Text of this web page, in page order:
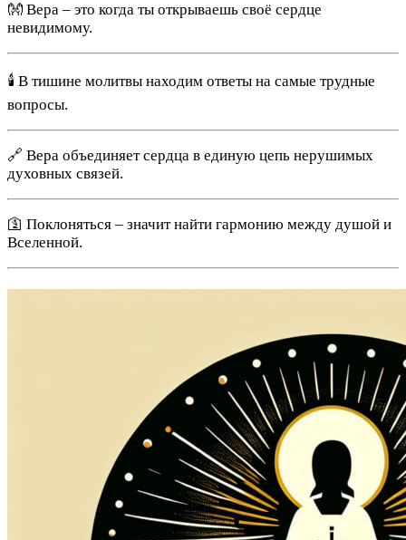
👐 Вера – это когда ты открываешь своё сердце
невидимому.
🕯️ В тишине молитвы находим ответы на самые трудные
вопросы.
🔗 Вера объединяет сердца в единую цепь нерушимых
духовных связей.
🛐 Поклоняться – значит найти гармонию между душой и
Вселенной.